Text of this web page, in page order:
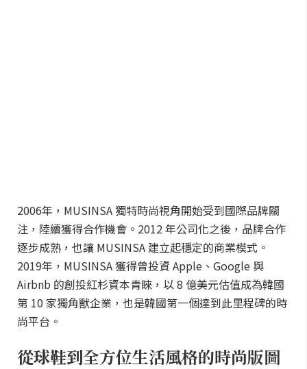
2006年，MUSINSA 獨特時尚視角開始受到國際品牌關
注，陸續獲得合作機會。2012 年公司化之後，品牌合作
逐步成熟，也讓 MUSINSA 建立起穩定的商業模式。
2019年，MUSINSA 獲得曾投資 Apple、Google 與
Airbnb 的創投紅杉資本青睞，以 8 億美元估值成為韓國
第 10 家獨角獸企業，也是韓國第一個達到此里程碑的時
尚平台。
從球鞋到全方位生活風格的時尚版圖